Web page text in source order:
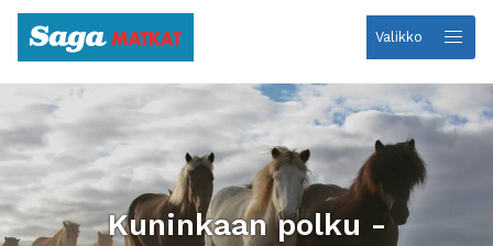
Etusivulle
Valikko
Kuninkaan polku -